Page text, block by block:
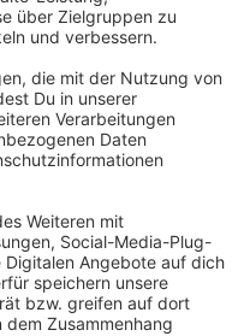
zu, um dieses
sind …
dann doch zum